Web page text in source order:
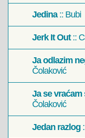
Jedina:: Bubi
Jerk It Out::
Ja odlazim
Čolaković
Ja se
Čolaković
Jedan razlog